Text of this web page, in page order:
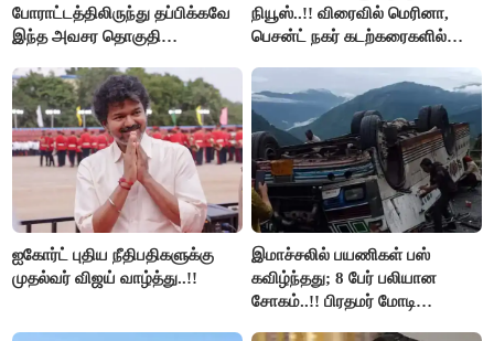
போராட்டத்திலிருந்து தப்பிக்கவே
இந்த அவசர தொகுதி
அரங்கேற்றுகிறார் முதலமைச்சர் -
திமுக ஐடி விங்..!!
நியூஸ்..!! விரைவில் மெரினா,
பெசன்ட் நகர் கடற்கரைகளில்
ஐகோர்ட் புதிய நீதிபதிகளுக்கு
முதல்வர் விஜய் வாழ்த்து..!!
இமாச்சலில் பயணிகள் பஸ்
கவிழ்ந்தது; 8 பேர் பலியான
சோகம்..!! பிரதமர் மோடி